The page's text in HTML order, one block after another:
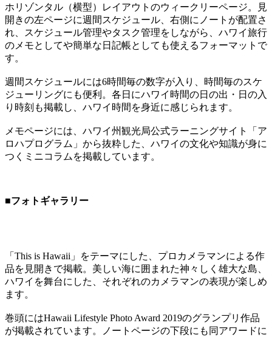
ホリゾンタル（横型）レイアウトのウィークリーページ。見
開きの左ページに週間スケジュール、右側にノートが配置さ
れ、スケジュール管理やタスク管理をしながら、ハワイ旅行
のメモとしてや簡単な日記帳としても使えるフォーマットで
す。
週間スケジュールには6時間毎の数字が入り、時間毎のスケ
ジューリングにも便利。各日にハワイ時間の日の出・日の入
り時刻も掲載し、ハワイ時間を身近に感じられます。
メモページには、ハワイ州観光局公式ラーニングサイト「ア
ロハプログラム」から抜粋した、ハワイの文化や知識が身に
つくミニコラムを掲載しています。
■フォトギャラリー
「This is Hawaii」をテーマにした、プロカメラマンによる作
品を見開きで掲載。美しい海に囲まれた神々しく雄大な島、
ハワイを舞台にした、それぞれのカメラマンの表現が楽しめ
ます。
巻頭にはHawaii Lifestyle Photo Award 2019のグランプリ作品
が掲載されています。ノートページの下段にも同アワードに